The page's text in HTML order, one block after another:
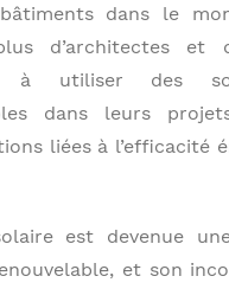
dans le
d’architectes et
à utiliser des
dans leurs
liées à l’efficacité
est devenue
et son